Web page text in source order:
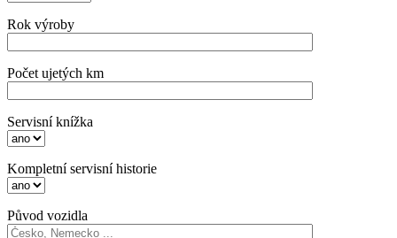
Rok výroby
Počet ujetých km
Servisní knížka
Kompletní servisní historie
Původ vozidla